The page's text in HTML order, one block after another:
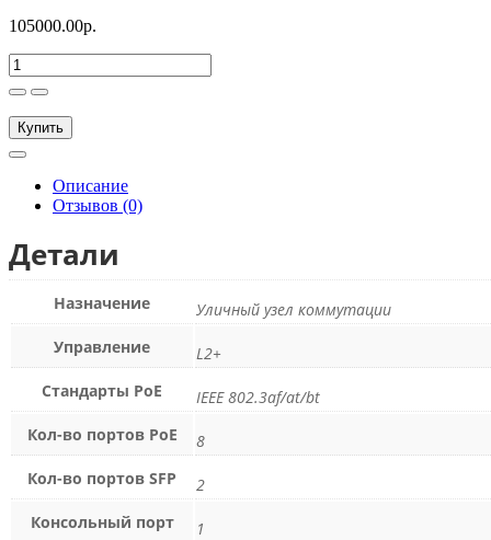
105000.00р.
Купить
Описание
Отзывов (0)
Детали
Назначение
Уличный узел коммутации
Управление
L2+
Стандарты PoE
IEEE 802.3af/at/bt
Кол-во портов PoE
8
Кол-во портов SFP
2
Консольный порт
1